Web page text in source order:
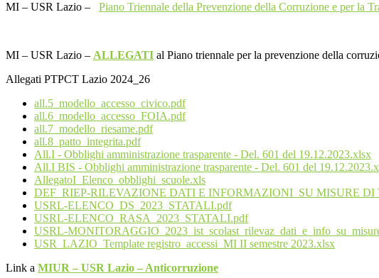
MI – USR Lazio –
Piano Triennale della Prevenzione della Corruzione e per la
MI – USR Lazio – ALLEGATI al Piano triennale per la prevenzione della
Allegati PTPCT Lazio 2024_26
all.5_modello_accesso_civico.pdf
all.6_modello_accesso_FOIA.pdf
all.7_modello_riesame.pdf
all.8_patto_integrita.pdf
All.I - Obblighi amministrazione trasparente - Del. 601 del 19.12.2023.xlsx
All.I BIS - Obblighi amministrazione trasparente - Del. 601 del
AllegatoI_Elenco_obblighi_scuole.xls
DEF_RIEP-RILEVAZIONE DATI E INFORMAZIONI SU MISURE
USRL-ELENCO_DS_2023_STATALI.pdf
USRL-ELENCO_RASA_2023_STATALI.pdf
USRL-
USR_LAZIO_Template registro_accessi_MI II semestre 2023.xlsx
Link a MIUR – USR Lazio – Anticorruzione